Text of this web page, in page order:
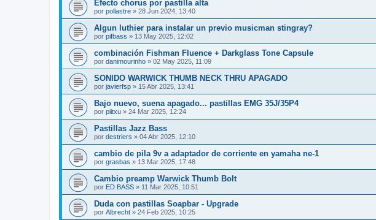
Efecto chorus por pastilla alta
por pollastre » 28 Jun 2024, 13:40
Algun luthier para instalar un previo musicman stingray?
por pifbass » 13 May 2025, 12:02
combinación Fishman Fluence + Darkglass Tone Capsule
por danimourinho » 02 May 2025, 11:09
SONIDO WARWICK THUMB NECK THRU APAGADO
por javierfsp » 15 Abr 2025, 13:41
Bajo nuevo, suena apagado... pastillas EMG 35J/35P4
por piitxu » 24 Mar 2025, 12:24
Pastillas Jazz Bass
por destriers » 04 Abr 2025, 12:10
cambio de pila 9v a adaptador de corriente en yamaha ne-1
por grasbas » 13 Mar 2025, 17:48
Cambio preamp Warwick Thumb Bolt
por ED BASS » 11 Mar 2025, 10:51
Duda con pastillas Soapbar - Upgrade
por Albrecht » 24 Feb 2025, 10:25